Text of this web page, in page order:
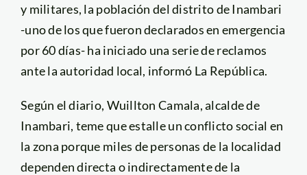
y militares, la población del distrito de Inambari
-uno de los que fueron declarados en emergencia
por 60 días- ha iniciado una serie de reclamos
ante la autoridad local, informó La República.
Según el diario, Wuillton Camala, alcalde de
Inambari, teme que estalle un conflicto social en
la zona porque miles de personas de la localidad
dependen directa o indirectamente de la